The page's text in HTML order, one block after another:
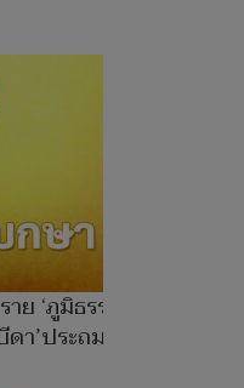
‘ภูมิธรรม’
’ประถมาภ